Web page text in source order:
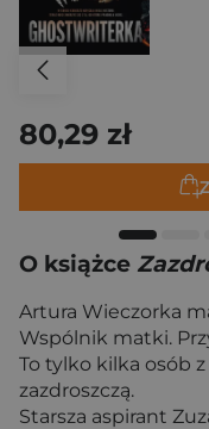
80,29 zł
O książce
Artura Wieczorka
Wspólnik matki.
To tylko kilka osób
zazdroszczą.
Starsza aspirant